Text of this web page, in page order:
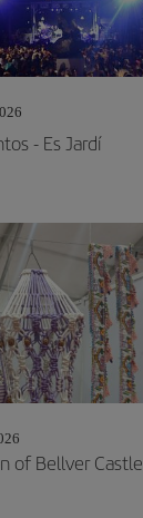
- Es Jardí
of Bellver Castle